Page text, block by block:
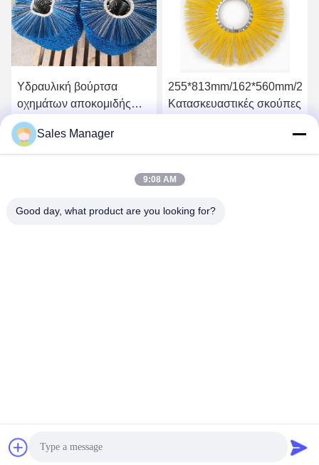
255*813mm/162*560mm/205*660mm/165*610mm/
Κατασκευαστικές σκούπες
Πάρτε την καλύτερη τιμή
Υλικό βάσης PP
Καθαριστήρας δρόμου
χιονιού Προμηθευτής. 2019-2026 Anhui Uniform Trading Co.Ltd Όλα τα
Sales Manager
9:08 AM
Good day, what product are you looking for?